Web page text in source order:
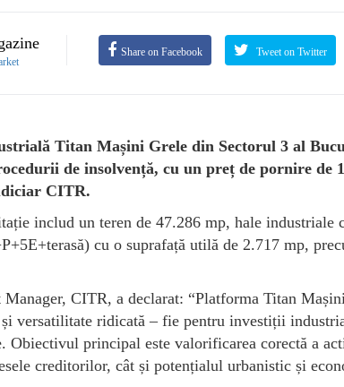
Share on Facebook Tweet on Twitter
Titan Mașini Grele din Sectorul 3 al
de insolvență, cu un preț de pornire de
CITR.
includ un teren de 47.286 mp, hale industriale
cu o suprafață utilă de 2.717 mp,
CITR, a declarat: “Platforma Titan
versatilitate ridicată – fie pentru investiții
Obiectivul principal este valorificarea corectă a
creditorilor, cât și potențialul urbanistic și